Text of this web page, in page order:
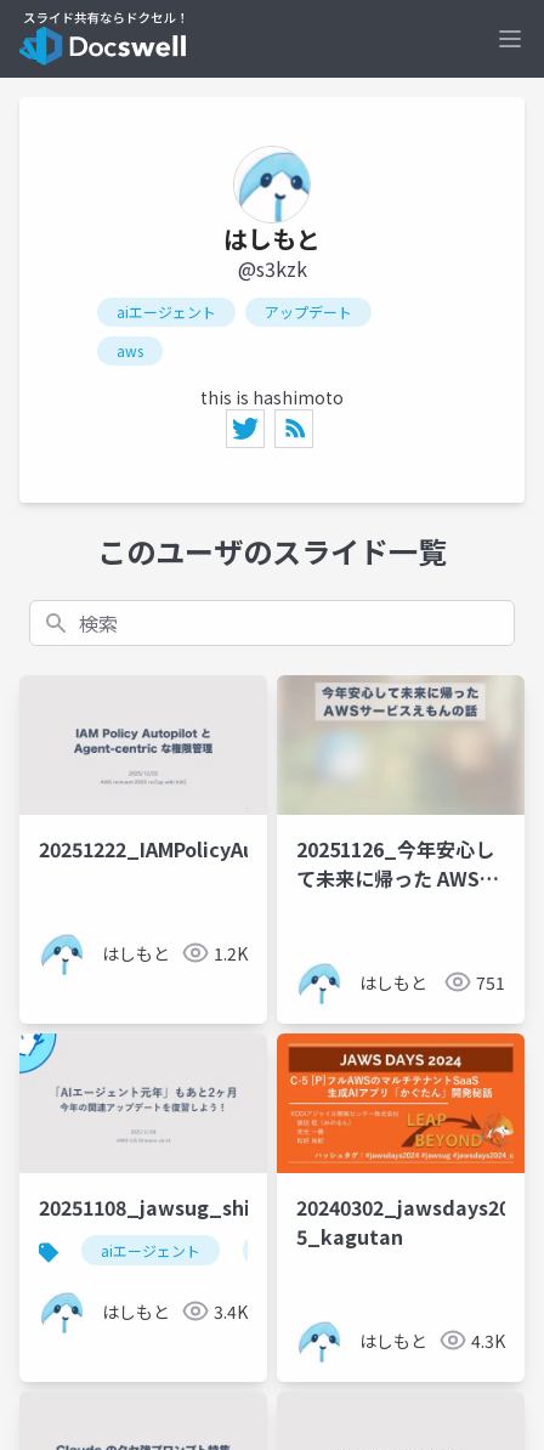
はしもと
@s3kzk
aiエージェント
アップデート
aws
this is hashimoto
このユーザのスライド一覧
検索
20251222_IAMPolicyAutopilot
はしもと 1.2K
20251126_今年安心し
て未来に帰った AWSサ
はしもと 751
20251108_jawsug_shimane_vol14
aiエージェント アップデート
はしもと 3.4K
5_kagutan
はしもと 4.3K